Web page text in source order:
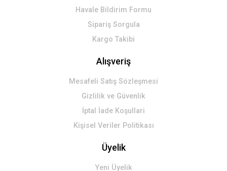
Havale Bildirim Formu
Sipariş Sorgula
Kargo Takibi
Alışveriş
Mesafeli Satış Sözleşmesi
Gizlilik ve Güvenlik
İptal İade Koşullari
Kişisel Veriler Politikası
Üyelik
Yeni Üyelik